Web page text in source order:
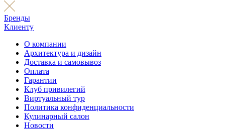
Бренды
Клиенту
О компании
Архитектура и дизайн
Доставка и самовывоз
Оплата
Гарантии
Клуб привилегий
Виртуальный тур
Политика конфиденциальности
Кулинарный салон
Новости